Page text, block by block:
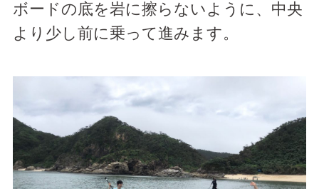
ボードの底を岩に擦らないように、中央
より少し前に乗って進みます。